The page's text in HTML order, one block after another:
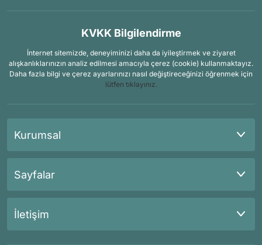
KVKK Bilgilendirme
İnternet sitemizde, deneyiminizi daha da iyileştirmek ve ziyaret
alışkanlıklarınızın analiz edilmesi amacıyla çerez (cookie) kullanmaktayız.
Daha fazla bilgi ve çerez ayarlarınızı nasıl değiştireceğinizi öğrenmek için
lütfen tıklayınız.
Kurumsal
Sayfalar
İletişim